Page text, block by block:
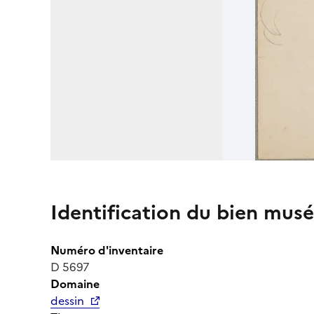
Identification du bien
Numéro d'inventaire
D 5697
Domaine
dessin